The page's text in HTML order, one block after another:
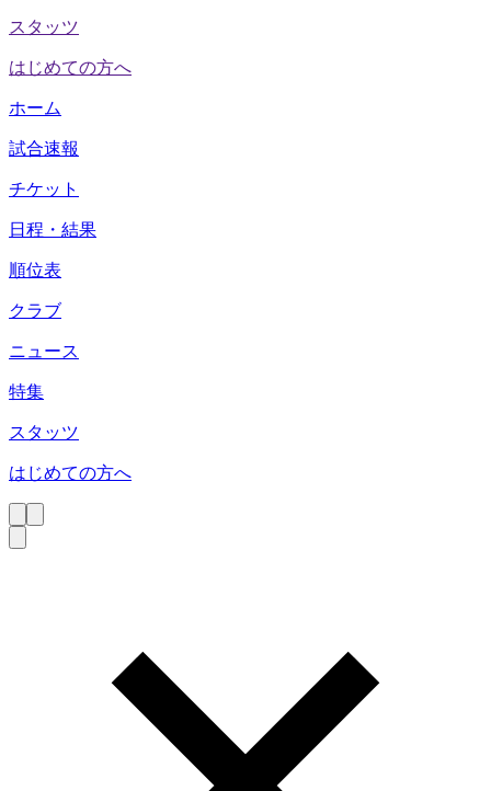
スタッツ
はじめての方へ
ホーム
試合速報
チケット
日程・結果
順位表
クラブ
ニュース
特集
スタッツ
はじめての方へ